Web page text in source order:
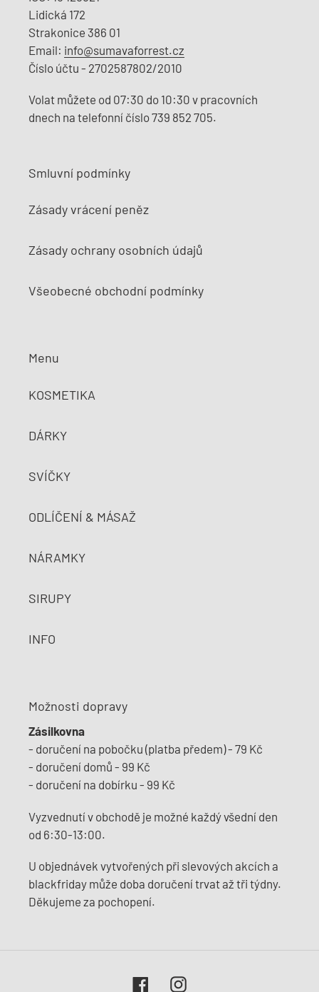
Lidická 172
Strakonice 386 01
Email: info@sumavaforrest.cz
Číslo účtu - 2702587802/2010
Volat můžete od 07:30 do 10:30 v pracovních
dnech na telefonní číslo 739 852 705.
Smluvní podmínky
Zásady vrácení peněz
Zásady ochrany osobních údajů
Všeobecné obchodní podmínky
Menu
KOSMETIKA
DÁRKY
SVÍČKY
ODLÍČENÍ & MÁSAŽ
NÁRAMKY
SIRUPY
INFO
Možnosti dopravy
Zásilkovna
- doručení na pobočku (platba předem) - 79 Kč
- doručení domů - 99 Kč
- doručení na dobírku - 99 Kč
Vyzvednutí v obchodě je možné každý všední den
od 6:30-13:00.
U objednávek vytvořených při slevových akcích a
blackfriday může doba doručení trvat až tři týdny.
Děkujeme za pochopení.
FacebookInstagram